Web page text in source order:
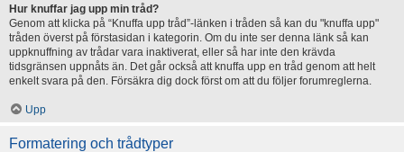
Hur knuffar jag upp min tråd?
Genom att klicka på “Knuffa upp tråd”-länken i tråden så kan du "knuffa upp"
tråden överst på förstasidan i kategorin. Om du inte ser denna länk så kan
uppknuffning av trådar vara inaktiverat, eller så har inte den krävda
tidsgränsen uppnåts än. Det går också att knuffa upp en tråd genom att helt
enkelt svara på den. Försäkra dig dock först om att du följer forumreglerna.
Upp
Formatering och trådtyper